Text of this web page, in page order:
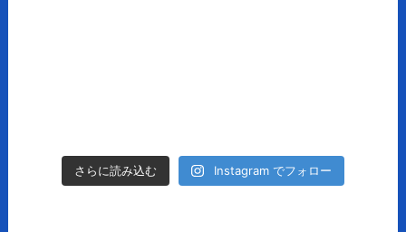
さらに読み込む Instagram でフォロー